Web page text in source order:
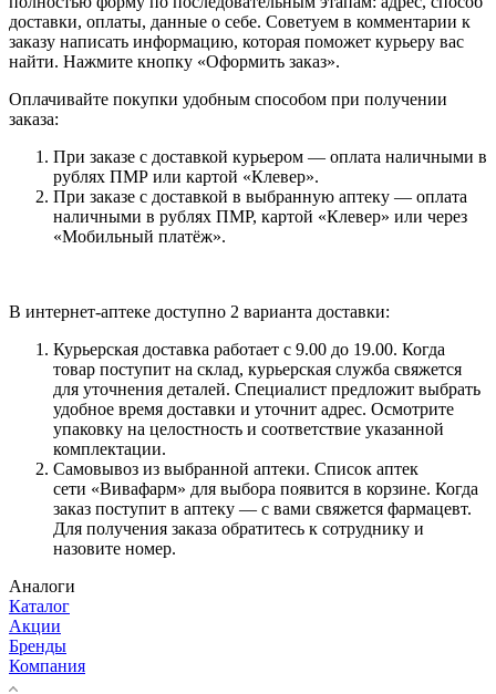
доставки, оплаты, данные о себе. Советуем в комментарии к
заказу написать информацию, которая поможет курьеру вас
найти. Нажмите кнопку «Оформить заказ».
Оплачивайте покупки удобным способом при получении
заказа:
При заказе с доставкой курьером — оплата наличными в
рублях ПМР или картой «Клевер».
При заказе с доставкой в выбранную аптеку — оплата
наличными в рублях ПМР, картой «Клевер» или через
«Мобильный платёж».
В интернет-аптеке доступно 2 варианта доставки:
Курьерская доставка работает с 9.00 до 19.00. Когда
товар поступит на склад, курьерская служба свяжется
для уточнения деталей. Специалист предложит выбрать
удобное время доставки и уточнит адрес. Осмотрите
упаковку на целостность и соответствие указанной
комплектации.
Самовывоз из выбранной аптеки. Список аптек
сети «Вивафарм» для выбора появится в корзине. Когда
заказ поступит в аптеку — с вами свяжется фармацевт.
Для получения заказа обратитесь к сотруднику и
назовите номер.
Аналоги
Каталог
Акции
Бренды
Компания